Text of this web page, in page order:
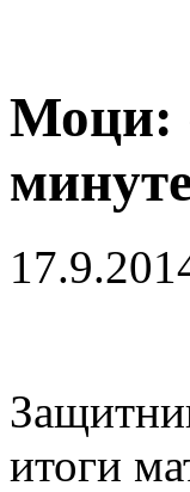
Моци:
итоги